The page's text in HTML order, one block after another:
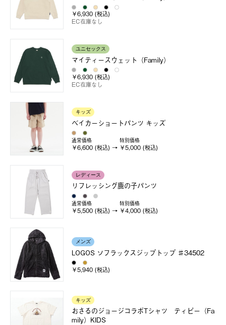
￥6,930 (税込)
EC在庫なし
ユニセックス
マイティースウェット（Family）
￥6,930 (税込)
EC在庫なし
キッズ
ベイカーショートパンツ キッズ
通常価格
￥6,600 (税込)
特別価格
￥5,000 (税込)
レディース
リフレッシング鹿の子パンツ
通常価格
￥5,500 (税込)
特別価格
￥4,000 (税込)
メンズ
LOGOS ソフラックスジップトップ ♯34502
￥5,940 (税込)
キッズ
おさるのジョージコラボTシャツ ティピー（Fa
mily）KIDS